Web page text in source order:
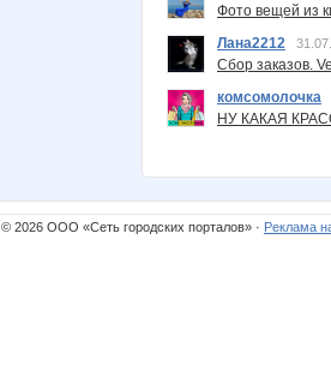
Фото вещей из
Лана2212
Сбор заказов.
комсомолочка
НУ КАКАЯ
© 2026 ООО «Сеть городских порталов» · Реклама